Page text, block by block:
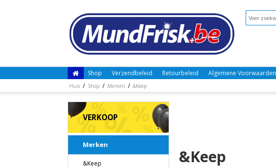
Shop Verzendbeleid Retourbeleid Algemene Voorwaarden
Huis / Shop / Merken / &Keep
VERKOOP
Merken
&Keep
&Keep